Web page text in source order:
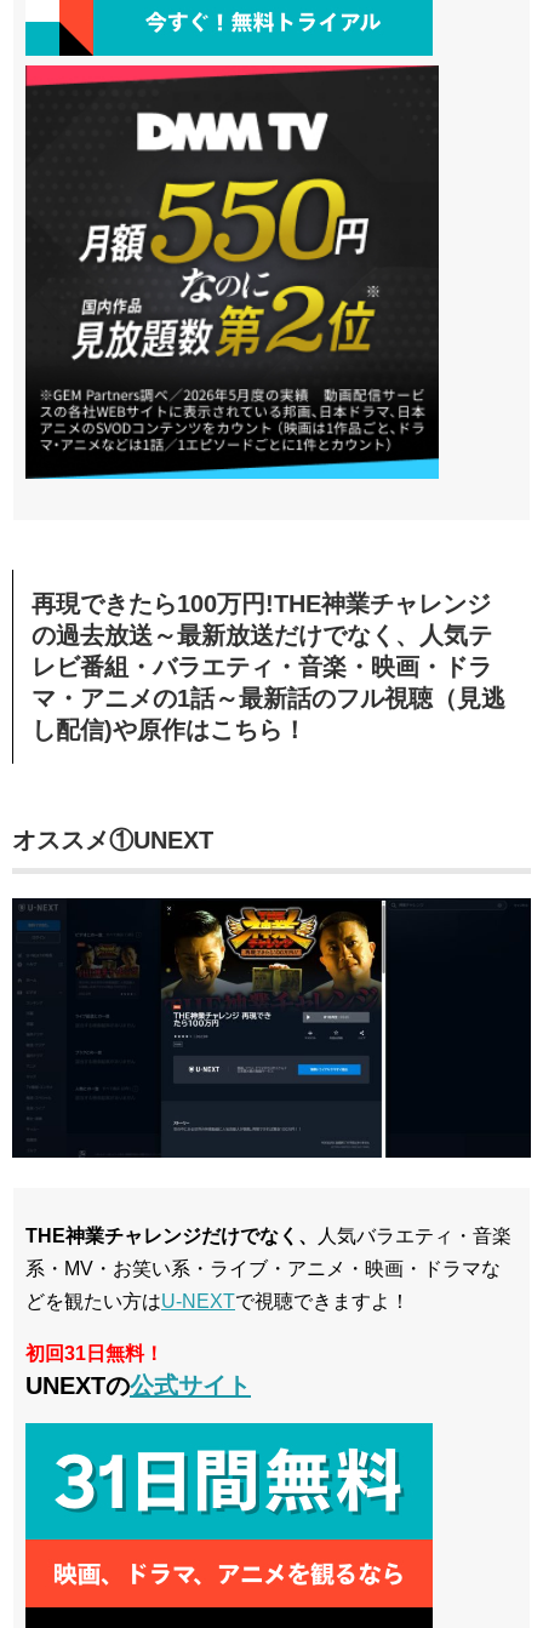
再現できたら100万円!THE神業チャレンジ
の過去放送～最新放送だけでなく、人気テ
レビ番組・バラエティ・音楽・映画・ドラ
マ・アニメの1話～最新話のフル視聴（見逃
し配信)や原作はこちら！
オススメ①UNEXT
THE神業チャレンジだけでなく、
人気バラエティ・音楽
系・MV・お笑い系・ライブ・アニメ・映画・ドラマな
どを観たい方はU-NEXTで視聴できますよ！
初回31日無料！
UNEXTの公式サイト